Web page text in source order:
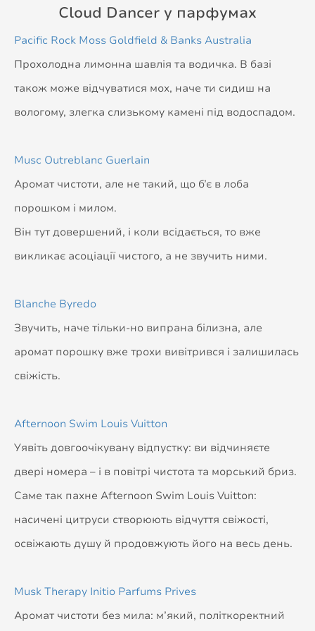
Cloud Dancer у парфумах
Pacific Rock Moss Goldfield & Banks Australia
Прохолодна лимонна шавлія та водичка. В базі
також може відчуватися мох, наче ти сидиш на
вологому, злегка слизькому камені під водоспадом.
Musc Outreblanc Guerlain
Аромат чистоти, але не такий, що б’є в лоба
порошком і милом.
Він тут довершений, і коли всідається, то вже
викликає асоціації чистого, а не звучить ними.
Blanche Byredo
Звучить, наче тільки-но випрана білизна, але
аромат порошку вже трохи вивітрився і залишилась
свіжість.
Afternoon Swim Louis Vuitton
Уявіть довгоочікувану відпустку: ви відчиняєте
двері номера – і в повітрі чистота та морський бриз.
Саме так пахне Afternoon Swim Louis Vuitton:
насичені цитруси створюють відчуття свіжості,
освіжають душу й продовжують його на весь день.
Musk Therapy Initio Parfums Prives
Аромат чистоти без мила: м’який, політкоректний